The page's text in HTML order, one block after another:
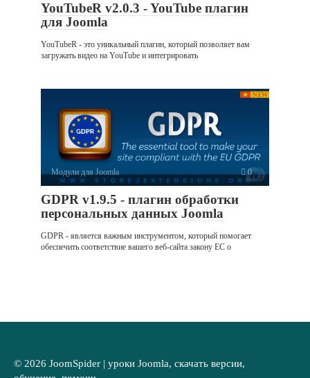
YouTubeR v2.0.3 - YouTube плагин
для Joomla
YouTubeR - это уникальный плагин, который позволяет вам
загружать видео на YouTube и интегрировать
Модули для Joomla 0
GDPR v1.9.5 - плагин обработки
персональных данных Joomla
GDPR - является важным инструментом, который помогает
обеспечить соответствие вашего веб-сайта закону ЕС о
© 2026 JoomSpider | уроки Joomla, скачать версии,